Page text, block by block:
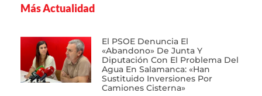
Más Actualidad
El PSOE Denuncia El
«abandono» De Junta Y
Diputación Con El Problema Del
Agua En Salamanca: «Han
Sustituido Inversiones Por
Camiones Cisterna»